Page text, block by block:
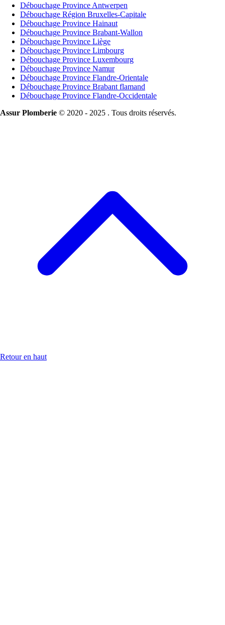
Débouchage Province Antwerpen
Débouchage Région Bruxelles-Capitale
Débouchage Province Hainaut
Débouchage Province Brabant-Wallon
Débouchage Province Liège
Débouchage Province Limbourg
Débouchage Province Luxembourg
Débouchage Province Namur
Débouchage Province Flandre-Orientale
Débouchage Province Brabant flamand
Débouchage Province Flandre-Occidentale
Assur Plomberie © 2020 - 2025 . Tous droits réservés.
Retour en haut